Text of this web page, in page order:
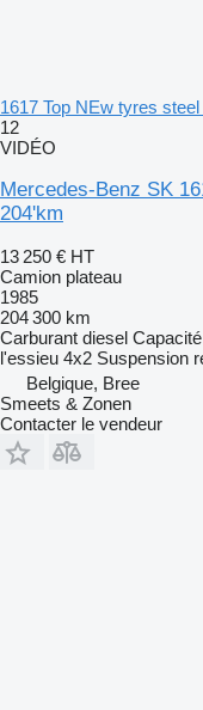
1617 Top NEw tyres
12
VIDÉO
Mercedes-Benz SK
204'km
13 250 € HT
Camion plateau
1985
204 300 km
Carburant diesel
l'essieu 4x2 Suspension
Belgique, Bree
Smeets & Zonen
Contacter le vendeur